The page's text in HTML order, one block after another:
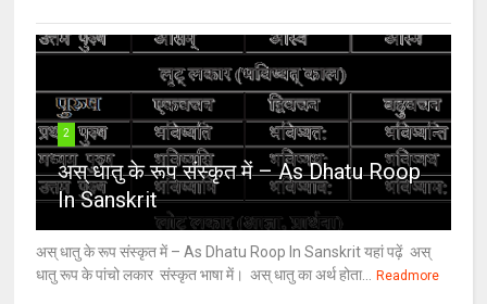
2
अस् धातु के रूप संस्कृत में – As Dhatu Roop
In Sanskrit
अस् धातु के रूप संस्कृत में – As Dhatu Roop In Sanskrit यहां पढ़ें अस्
धातु रूप के पांचो लकार संस्कृत भाषा में। अस् धातु का अर्थ होता... Readmore